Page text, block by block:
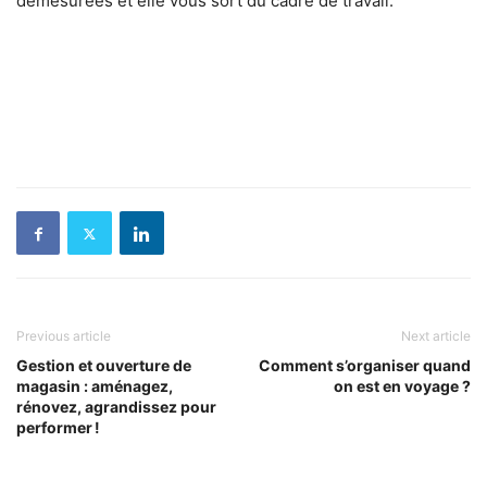
Previous article
Gestion et ouverture de
magasin : aménagez,
rénovez, agrandissez pour
performer !
Next article
Comment s’organiser quand
on est en voyage ?